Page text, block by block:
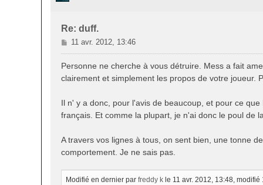
Re: duff.
M
e
s
a
e
11 avr. 2012, 13:46
Personne ne cherche à vous détruire. Mess a fait
clairement et simplement les propos de votre joueur.
Il n' y a donc, pour l'avis de beaucoup, et pour ce
français. Et comme la plupart, je n'ai donc le poul de
A travers vos lignes à tous, on sent bien, une tonne
comportement. Je ne sais pas.
Modifié en dernier par freddy k le 11 avr. 2012, 13:48, modifié